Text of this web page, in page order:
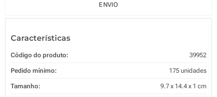
ENVIO
Características
Código do produto: 39952
Pedido mínimo: 175 unidades
Tamanho: 9.7 x 14.4 x 1 cm